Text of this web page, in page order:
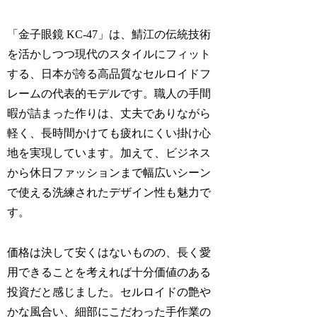
「金子眼鏡 KC-47」は、鯖江の伝統技術
を活かしつつ現代のスタイルにフィット
する、日本が誇る高品質なセルロイドフ
レームの代表的モデルです。職人の手間
暇が詰まった作りは、丈夫でありながら
軽く、長時間かけても疲れにくい掛け心
地を実現しています。加えて、ビジネス
から休日ファッションまで幅広いシーン
で使える洗練されたデザイン性も魅力で
す。
価格は決して安くはないものの、長く愛
用できることを考えれば十分価値のある
投資だと感じました。セルロイドの艶や
かな風合い、細部にこだわった手作業の